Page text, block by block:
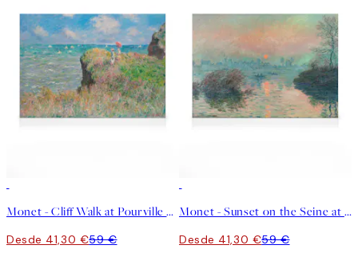
Monet - Cliff Walk at Pourville Lienzo
Desde 41,30 €59 €
Monet - Sunset on the Seine at Lavacourt Lienzo
Desde 41,30 €59 €